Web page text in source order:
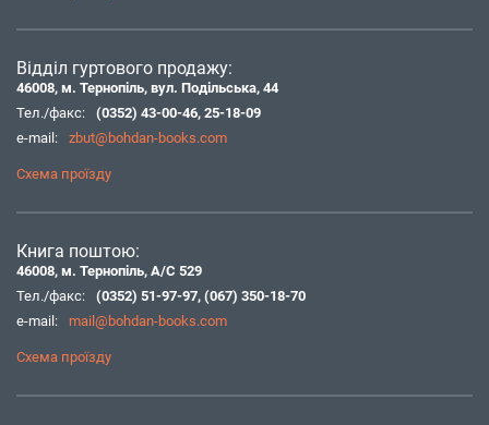
Відділ гуртового продажу:
46008, м. Тернопіль, вул. Подільська, 44
Тел./факс:
(0352) 43-00-46, 25-18-09
e-mail:
zbut@bohdan-books.com
Схема проїзду
Книга поштою:
46008, м. Тернопіль, А/С 529
Тел./факс:
(0352) 51-97-97, (067) 350-18-70
e-mail:
mail@bohdan-books.com
Схема проїзду